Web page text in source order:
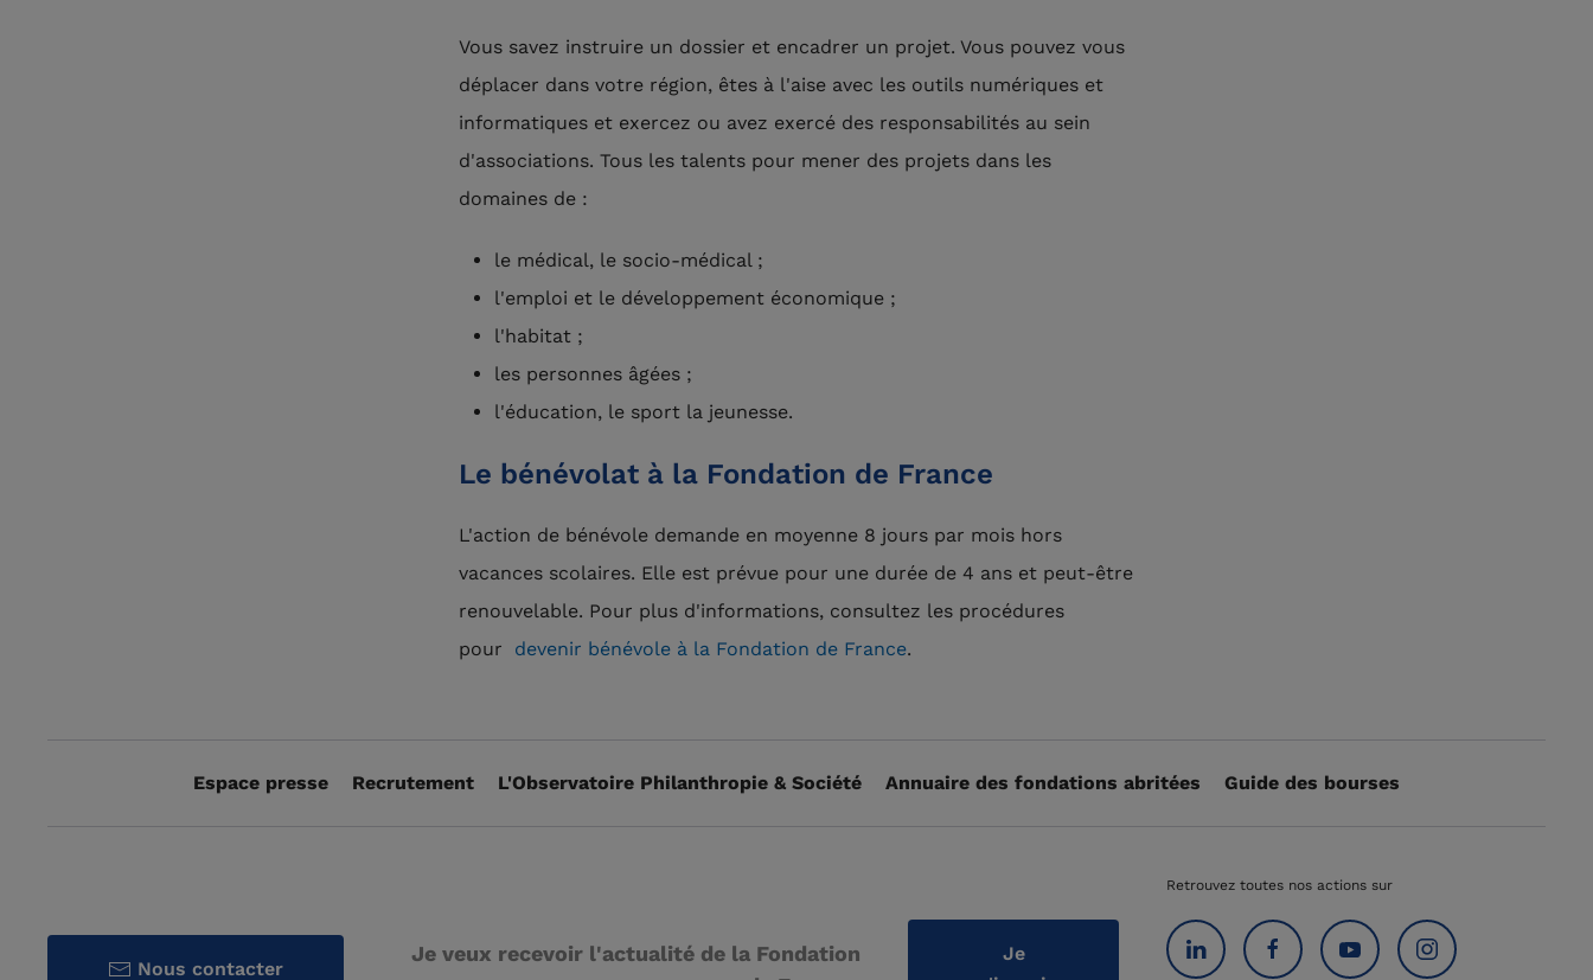
Vous savez instruire un dossier et encadrer un projet. Vous pouvez vous
déplacer dans votre région, êtes à l'aise avec les outils numériques et
informatiques et exercez ou avez exercé des responsabilités au sein
d'associations. Tous les talents pour mener des projets dans les
domaines de :
le médical, le socio-médical ;
l'emploi et le développement économique ;
l'habitat ;
les personnes âgées ;
l'éducation, le sport la jeunesse.
Le bénévolat à la Fondation de France
L'action de bénévole demande en moyenne 8 jours par mois hors
vacances scolaires. Elle est prévue pour une durée de 4 ans et peut-être
renouvelable. Pour plus d'informations, consultez les procédures
pour devenir bénévole à la Fondation de France.
Espace presse Recrutement L'Observatoire Philanthropie & Société Annuaire des fondations abritées Guide des bourses
Nous contacter
Je veux recevoir l'actualité de la Fondation
Je
Retrouvez toutes nos actions sur